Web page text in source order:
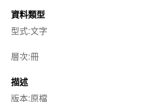
資料類型
型式:文字
層次:冊
描述
版本:原檔